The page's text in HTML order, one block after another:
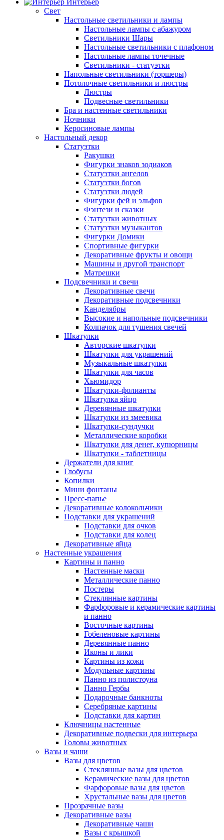
Интерьер
Свет
Настольные светильники и лампы
Настольные лампы с абажуром
Светильники Шары
Настольные светильники с плафоном
Настольные лампы точечные
Светильники - статуэтки
Напольные светильники (торшеры)
Потолочные светильники и люстры
Люстры
Подвесные светильники
Бра и настенные светильники
Ночники
Керосиновые лампы
Настольный декор
Статуэтки
Ракушки
Фигурки знаков зодиаков
Статуэтки ангелов
Статуэтки богов
Статуэтки людей
Фигурки фей и эльфов
Фэнтези и сказки
Статуэтки животных
Статуэтки музыкантов
Фигурки Домики
Спортивные фигурки
Декоративные фрукты и овощи
Машины и другой транспорт
Матрешки
Подсвечники и свечи
Декоративные свечи
Декоративные подсвечники
Канделябры
Высокие и напольные подсвечники
Колпачок для тушения свечей
Шкатулки
Авторские шкатулки
Шкатулки для украшений
Музыкальные шкатулки
Шкатулки для часов
Хьюмидор
Шкатулки-фолианты
Шкатулка яйцо
Деревянные шкатулки
Шкатулки из змеевика
Шкатулки-сундучки
Металлические коробки
Шкатулки для денег, купюрницы
Шкатулки - таблетницы
Держатели для книг
Глобусы
Копилки
Мини фонтаны
Пресс-папье
Декоративные колокольчики
Подставки для украшений
Подставки для очков
Подставки для колец
Декоративные яйца
Настенные украшения
Картины и панно
Настенные маски
Металлические панно
Постеры
Стеклянные картины
Фарфоровые и керамические картины
и панно
Восточные картины
Гобеленовые картины
Деревянные панно
Иконы и лики
Картины из кожи
Модульные картины
Панно из полистоуна
Панно Гербы
Подарочные банкноты
Серебряные картины
Подставки для картин
Ключницы настенные
Декоративные подвески для интерьера
Головы животных
Вазы и чаши
Вазы для цветов
Стеклянные вазы для цветов
Керамические вазы для цветов
Фарфоровые вазы для цветов
Хрустальные вазы для цветов
Прозрачные вазы
Декоративные вазы
Декоративные чаши
Вазы с крышкой